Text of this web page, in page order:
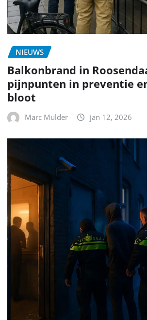
NIEUWS
Balkonbrand in
pijnpunten in preventie
bloot
Marc Mulder jan 12, 2026